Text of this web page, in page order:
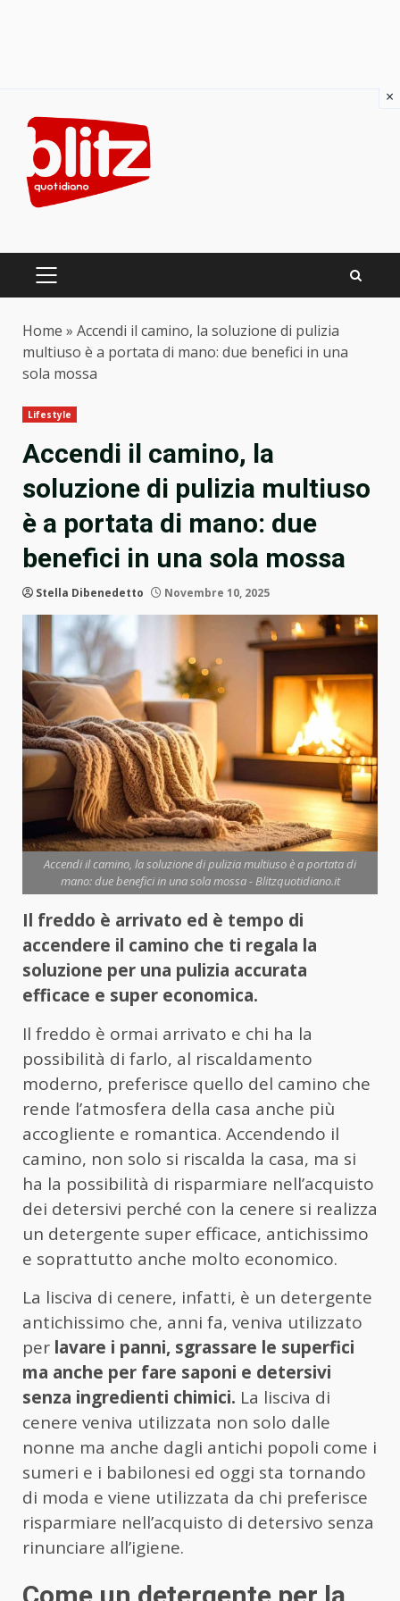
content
PRIMARY
Home » Accendi il camino, la soluzione di pulizia
multiuso è a portata di mano: due benefici in una
sola mossa
Lifestyle
Accendi il camino, la
soluzione di pulizia multiuso
è a portata di mano: due
benefici in una sola mossa
Stella Dibenedetto Novembre 10, 2025
Accendi il camino, la soluzione di pulizia multiuso è a portata di
mano: due benefici in una sola mossa - Blitzquotidiano.it
Il freddo è arrivato ed è tempo di
accendere il camino che ti regala la
soluzione per una pulizia accurata
efficace e super economica.
Il freddo è ormai arrivato e chi ha la
possibilità di farlo, al riscaldamento
moderno, preferisce quello del camino che
rende l’atmosfera della casa anche più
accogliente e romantica. Accendendo il
camino, non solo si riscalda la casa, ma si
ha la possibilità di risparmiare nell’acquisto
dei detersivi perché con la cenere si realizza
un detergente super efficace, antichissimo
e soprattutto anche molto economico.
La lisciva di cenere, infatti, è un detergente
antichissimo che, anni fa, veniva utilizzato
per lavare i panni, sgrassare le superfici
ma anche per fare saponi e detersivi
senza ingredienti chimici. La lisciva di
cenere veniva utilizzata non solo dalle
nonne ma anche dagli antichi popoli come i
sumeri e i babilonesi ed oggi sta tornando
di moda e viene utilizzata da chi preferisce
risparmiare nell’acquisto di detersivo senza
rinunciare all’igiene.
×